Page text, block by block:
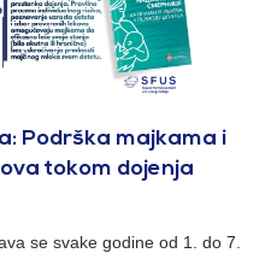
Podrška majkama i
tokom dojenja
se svake godine od 1. do 7.